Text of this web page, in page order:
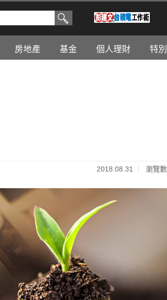
房地產 基金 個人理財 特
2018.08.31 瀏覽